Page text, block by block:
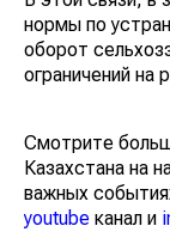
нормы по
оборот
ограничений на
Смотрите
Казахстана на
важных
youtube канал и